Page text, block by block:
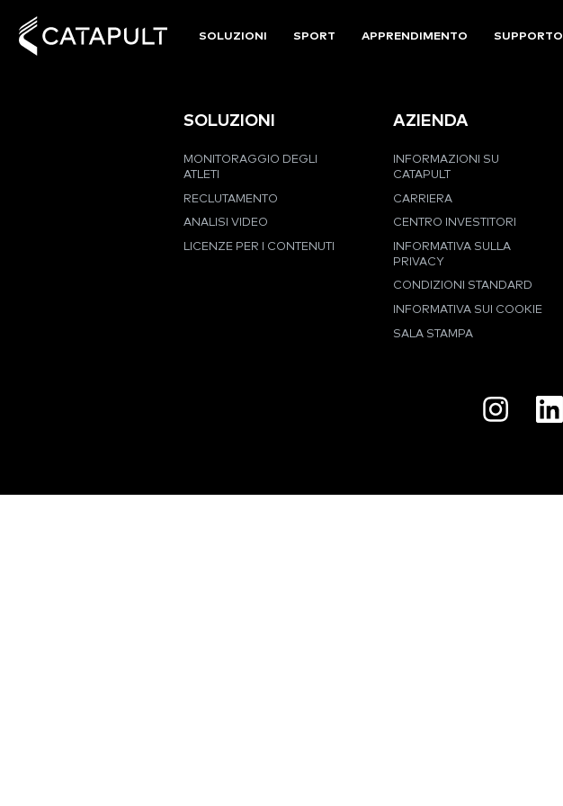
SOLUZIONI SPORT APPRENDIMENTO SUPPORTO
SOLUZIONI
MONITORAGGIO DEGLI
ATLETI
RECLUTAMENTO
ANALISI VIDEO
LICENZE PER I CONTENUTI
AZIENDA
INFORMAZIONI SU
CATAPULT
CARRIERA
CENTRO INVESTITORI
INFORMATIVA SULLA
PRIVACY
CONDIZIONI STANDARD
INFORMATIVA SUI COOKIE
SALA STAMPA